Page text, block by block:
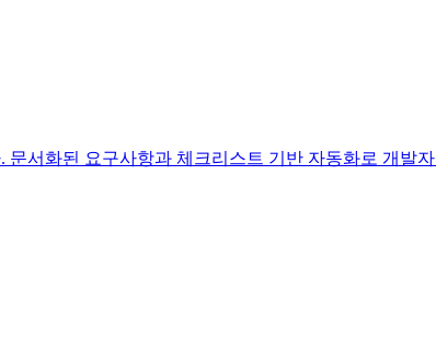
문서화된 요구사항과 체크리스트 기반 자동화로 개발